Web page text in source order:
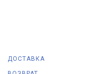
ДОСТАВКА